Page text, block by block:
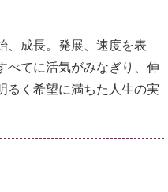
、成長。発展、速度を表
べてに活気がみなぎり、伸
るく希望に満ちた人生の実